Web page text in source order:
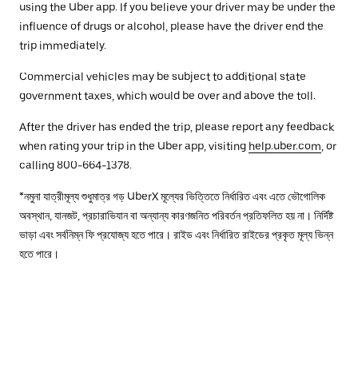
using the Uber app. If you believe your driver may be under the
influence of drugs or alcohol, please have the driver end the
trip immediately.
Commercial vehicles may be subject to additional state
government taxes, which would be over and above the toll.
After the driver has ended the trip, please report any feedback
when rating your trip in the Uber app, visiting help.uber.com , or
calling 800-664-1378.
*নমুনা যাত্রীমূল্য শুধুমাত্র গড় UberX মূল্যের ভিত্তিতে নির্ধারিত এবং এতে ভৌগোলিক
অবস্থান, যানজট, প্রচারাভিযান বা অন্যান্য কারণজনিত পরিবর্তন প্রতিফলিত হয় না। নির্দিষ্ট
ভাড়া এবং সর্বনিম্ন ফি প্রযোজ্য হতে পারে। রাইড এবং নির্ধারিত রাইডের প্রকৃত মূল্য ভিন্ন
হতে পারে।